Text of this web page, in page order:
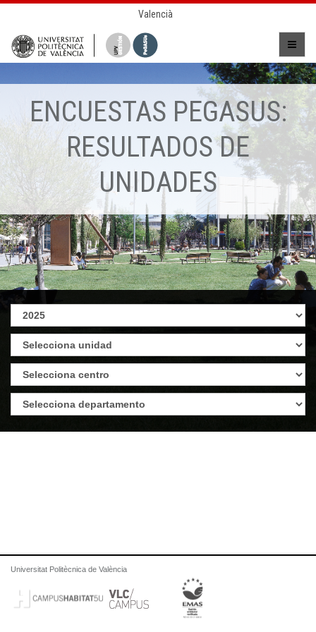
Valencià
ENCUESTAS PEGASUS:
RESULTADOS DE
UNIDADES
Universitat Politècnica de València